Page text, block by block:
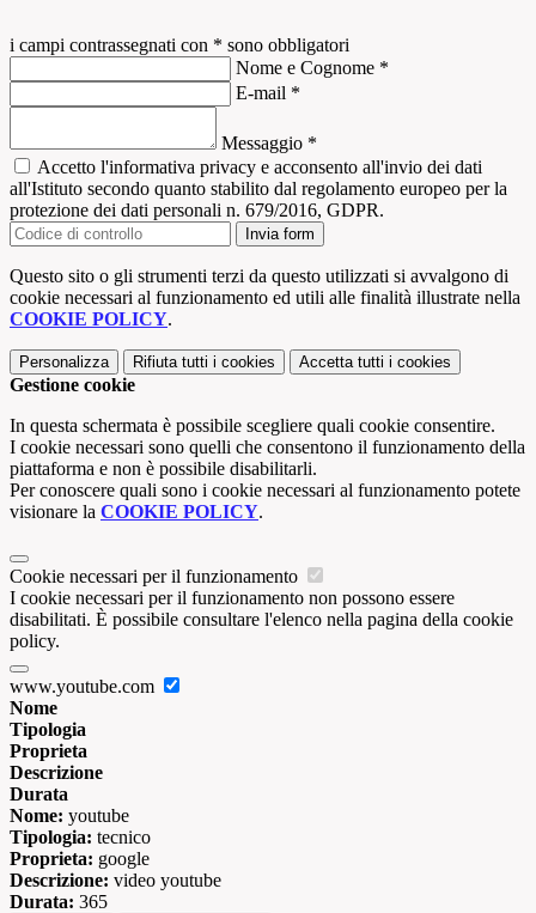
i campi contrassegnati con * sono obbligatori
Nome e Cognome *
E-mail *
Messaggio *
Accetto l'informativa privacy e acconsento all'invio dei dati
all'Istituto secondo quanto stabilito dal regolamento europeo per la
protezione dei dati personali n. 679/2016, GDPR.
Invia form
Questo sito o gli strumenti terzi da questo utilizzati si avvalgono di
cookie necessari al funzionamento ed utili alle finalità illustrate nella
COOKIE POLICY.
Personalizza Rifiuta tutti i cookies Accetta tutti i cookies
Gestione cookie
In questa schermata è possibile scegliere quali cookie consentire.
I cookie necessari sono quelli che consentono il funzionamento della
piattaforma e non è possibile disabilitarli.
Per conoscere quali sono i cookie necessari al funzionamento potete
visionare la COOKIE POLICY.
Cookie necessari per il funzionamento
I cookie necessari per il funzionamento non possono essere
disabilitati. È possibile consultare l'elenco nella pagina della cookie
policy.
www.youtube.com
Nome
Tipologia
Proprieta
Descrizione
Durata
Nome: youtube
Tipologia: tecnico
Proprieta: google
Descrizione: video youtube
Durata: 365